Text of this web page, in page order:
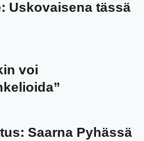
Uskovaisena tässä
voi
Saarna Pyhässä